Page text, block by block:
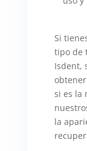
Si
tipo de
Isdent,
si es la
la